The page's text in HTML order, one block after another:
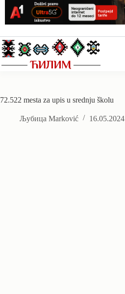
content
72.522 mesta za upis u srednju školu
Љубица Marković 16.05.2024